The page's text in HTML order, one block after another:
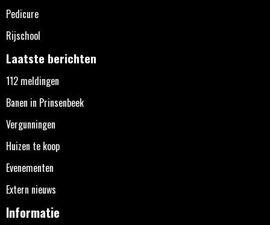
Pedicure
Rijschool
Laatste berichten
112 meldingen
Banen in Prinsenbeek
Vergunningen
Huizen te koop
Evenementen
Extern nieuws
Informatie